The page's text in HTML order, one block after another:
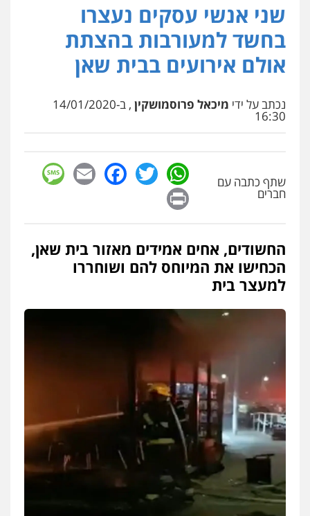
אברהם שהבזי – משרד עורכי דין
מיסים כלכלי פלילי פשיעה כלכלית
הון
0504456555
עו"ד בן ממן
עו"ד דרוויש נאשף
פשיעה חמורה
חליל ביאדי – משרד עורכי דין
פלילי דיני תעבורה מעצרים וחקירות
פשיעה חמורה
פשיעה חמורה
המתה עבירות מין
0509930581
עו"ד יפעת שוורץ סיל
פלילי תעבורה
0523379525
עו"ד אליה חן ברק
שני אנשי עסקים נעצרו
בחשד למעורבות בהצתת
אולם אירועים בבית שאן
נכתב על ידי מיכאל פרוסמושקין , ב-14/01/2020
16:30
שתף כתבה עם
חברים
WhatsApp
Twitter
Facebook
Email
החשודים, אחים אמידים מאזור בית שאן,
הכחישו את המיוחס להם ושוחררו
למעצר בית